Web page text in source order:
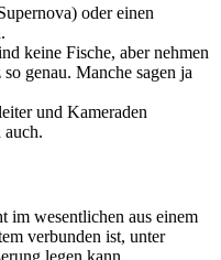
oder einen
keine Fische, aber nehmen
genau. Manche sagen ja
und Kameraden
auch.
im wesentlichen aus einem
verbunden ist, unter